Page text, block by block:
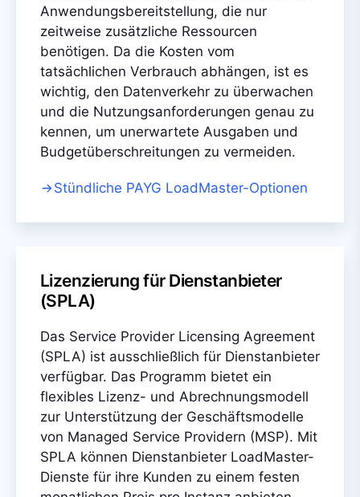
Anwendungsbereitstellung, die nur
zeitweise zusätzliche Ressourcen
benötigen. Da die Kosten vom
tatsächlichen Verbrauch abhängen, ist es
wichtig, den Datenverkehr zu überwachen
und die Nutzungsanforderungen genau zu
kennen, um unerwartete Ausgaben und
Budgetüberschreitungen zu vermeiden.
Stündliche PAYG LoadMaster-Optionen
Lizenzierung für Dienstanbieter
(SPLA)
Das Service Provider Licensing Agreement
(SPLA) ist ausschließlich für Dienstanbieter
verfügbar. Das Programm bietet ein
flexibles Lizenz- und Abrechnungsmodell
zur Unterstützung der Geschäftsmodelle
von Managed Service Providern (MSP). Mit
SPLA können Dienstanbieter LoadMaster-
Dienste für ihre Kunden zu einem festen